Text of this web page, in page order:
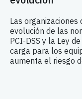
Las
evolución de las
PCI-DSS y la Ley
carga para los
aumenta el riesgo